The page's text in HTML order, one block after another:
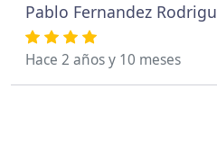
Pablo Fernandez
Hace 2 años y 10 meses